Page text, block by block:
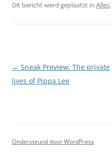
Dit bericht werd geplaatst in Alles,
Berichtnavigatie
← Sneak Preview: The private
lives of Pippa Lee
Ondersteund door WordPress